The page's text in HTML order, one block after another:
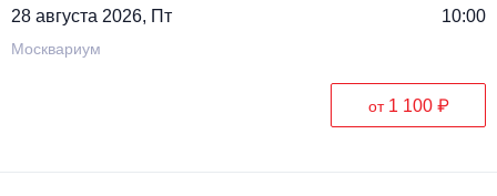
28 августа 2026, Пт 10:00
Москвариум
от 1 100 ₽